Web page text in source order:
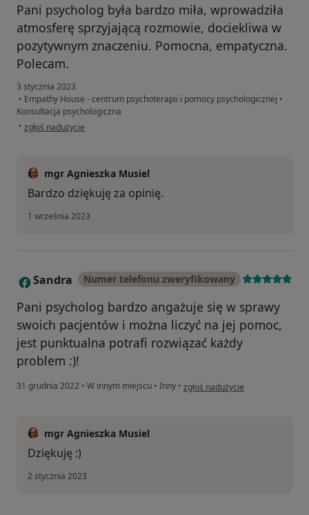
Pani psycholog była bardzo miła, wprowadziła
atmosferę sprzyjającą rozmowie, dociekliwa w
pozytywnym znaczeniu. Pomocna, empatyczna.
Polecam.
3 stycznia 2023
• Empathy House - centrum psychoterapii i pomocy psychologicznej •
Konsultacja psychologiczna
• w opinii użytkownika A. R.
zgłoś nadużycie
mgr Agnieszka Musiel
Bardzo dziękuję za opinię.
1 września 2023
S Sandra Numer telefonu zweryfikowany
Pani psycholog bardzo angażuje się w sprawy
swoich pacjentów i można liczyć na jej pomoc,
jest punktualna potrafi rozwiązać każdy
problem :)!
31 grudnia 2022 • W innym miejscu • Inny • w opinii użytkownika Sandra
zgłoś nadużycie
mgr Agnieszka Musiel
Dziękuję :)
2 stycznia 2023